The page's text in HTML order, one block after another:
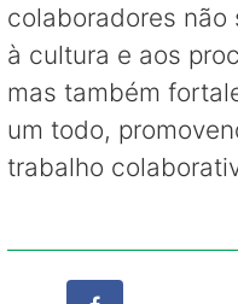
colaboradores
à cultura e aos
mas também
um todo,
trabalho